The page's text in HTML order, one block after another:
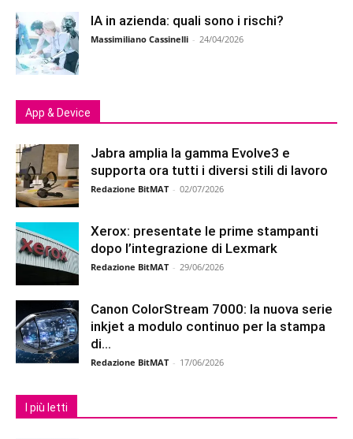
IA in azienda: quali sono i rischi?
Massimiliano Cassinelli - 24/04/2026
App & Device
Jabra amplia la gamma Evolve3 e
supporta ora tutti i diversi stili di lavoro
Redazione BitMAT - 02/07/2026
Xerox: presentate le prime stampanti
dopo l’integrazione di Lexmark
Redazione BitMAT - 29/06/2026
Canon ColorStream 7000: la nuova serie
inkjet a modulo continuo per la stampa
di...
Redazione BitMAT - 17/06/2026
I più letti